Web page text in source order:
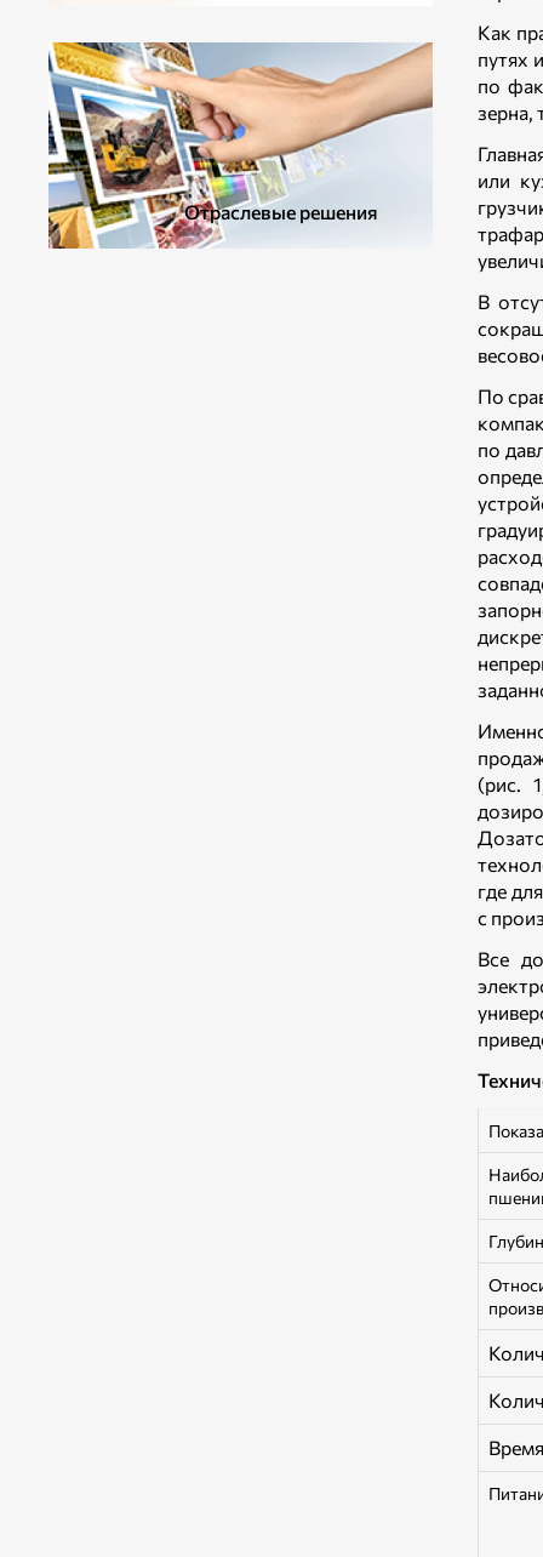
Отраслевые решения
Как
путях
по
зерна,
или
В
По
по
(рис.
где
с
Все